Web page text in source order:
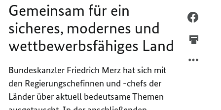
Gemeinsam für ein
sicheres, modernes und
wettbewerbsfähiges Land
Bundeskanzler Friedrich Merz hat sich mit
den Regierungschefinnen und -chefs der
Länder über aktuell bedeutsame Themen